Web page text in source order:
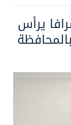
سمو ولي العهد يتلقى اتصالًا هاتفيًا من رئيس الوزراء الباكستانييرأس